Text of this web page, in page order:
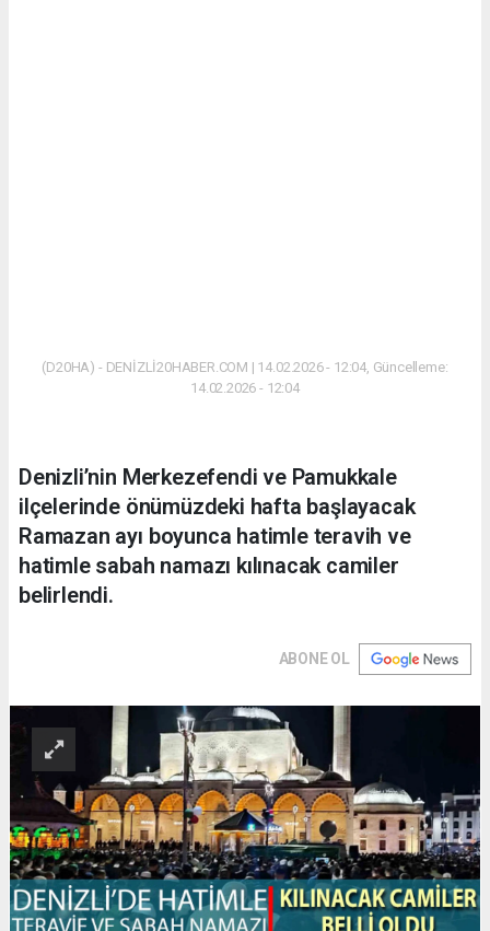
(D20HA) - DENİZLİ20HABER.COM | 14.02.2026 - 12:04, Güncelleme:
14.02.2026 - 12:04
Denizli’nin Merkezefendi ve Pamukkale
ilçelerinde önümüzdeki hafta başlayacak
Ramazan ayı boyunca hatimle teravih ve
hatimle sabah namazı kılınacak camiler
belirlendi.
ABONE OL